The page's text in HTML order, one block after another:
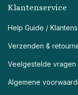
Klantenservice
Help Guide /
Verzenden &
Veelgestelde vragen
Algemene